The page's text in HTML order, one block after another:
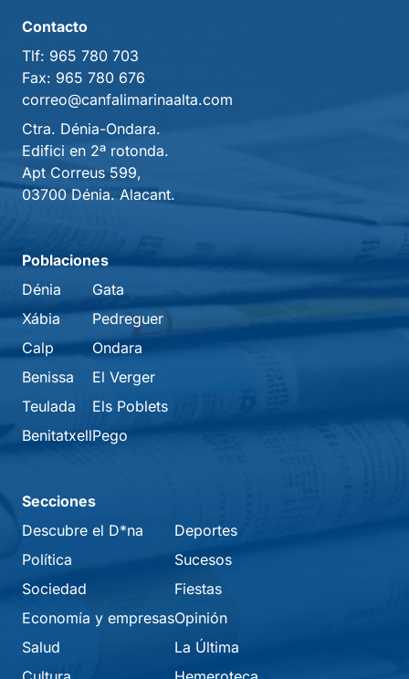
Contacto
Tlf: 965 780 703
Fax: 965 780 676
correo@canfalimarinaalta.com
Ctra. Dénia-Ondara.
Edifici en 2ª rotonda.
Apt Correus 599,
03700 Dénia. Alacant.
Poblaciones
Dénia
Xábia
Calp
Benissa
Teulada
Benitatxell
Gata
Pedreguer
Ondara
El Verger
Els Poblets
Pego
Secciones
Descubre el D*na
Política
Sociedad
Economía y empresas
Salud
Deportes
Sucesos
Fiestas
Opinión
La Última